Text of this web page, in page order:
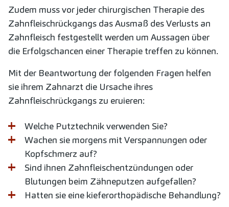
Zudem muss vor jeder chirurgischen Therapie des
Zahnfleischrückgangs das Ausmaß des Verlusts an
Zahnfleisch festgestellt werden um Aussagen über
die Erfolgschancen einer Therapie treffen zu können.
Mit der Beantwortung der folgenden Fragen helfen
sie ihrem Zahnarzt die Ursache ihres
Zahnfleischrückgangs zu eruieren:
Welche Putztechnik verwenden Sie?
Wachen sie morgens mit Verspannungen oder
Kopfschmerz auf?
Sind ihnen Zahnfleischentzündungen oder
Blutungen beim Zähneputzen aufgefallen?
Hatten sie eine kieferorthopädische Behandlung?